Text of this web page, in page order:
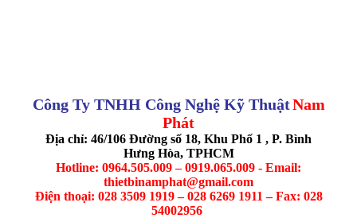
Công Ty TNHH Công Nghệ Kỹ ThuậtNam
Phát
Địa chỉ: 46/106 Đường số 18, Khu Phố 1 , P. Bình
Hưng Hòa, TPHCM
Hotline: 0964.505.009 – 0919.065.009 - Email:
thietbinamphat@gmail.com
Điện thoại: 028 3509 1919 – 028 6269 1911 – Fax: 028
54002956